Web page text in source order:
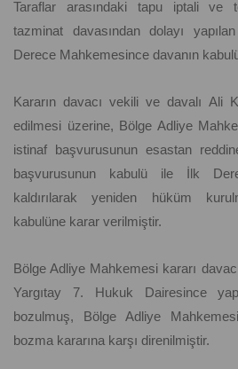
Taraflar arasındaki tapu iptali ve
tazminat davasından dolayı
Derece Mahkemesince davanın
Kararın davacı vekili ve davalı Ali
edilmesi üzerine, Bölge Adliye
istinaf başvurusunun esastan
başvurusunun kabulü ile İlk
kaldırılarak yeniden hüküm
kabulüne karar verilmiştir.
Bölge Adliye Mahkemesi kararı
Yargıtay 7. Hukuk Dairesince
bozulmuş, Bölge Adliye
bozma kararına karşı direnilmiştir.